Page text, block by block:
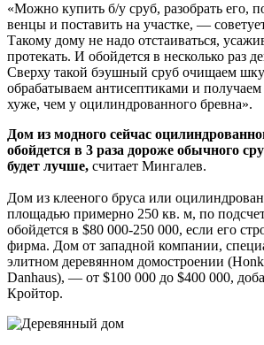
«Можно купить б/у сруб, разобрать его,
венцы и поставить на участке, —
Такому дому не надо отстаиваться,
протекать. И обойдется в несколько раз
Сверху такой бэушный сруб очищаем
обрабатываем антисептиками и
хуже, чем у оцилиндрованного бревна».
Дом из модного сейчас
обойдется в 3 раза дороже обычного
будет лучше, считает Мингалев.
Дом из клееного бруса или
площадью примерно 250 кв. м, по
обойдется в $80 000-250 000, если его
фирма. Дом от западной компании,
элитном деревянном домостроении
Danhaus), — от $100 000 до $400 000,
Кройтор.